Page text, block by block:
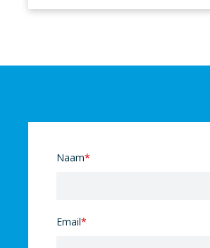
Naam*
Email*